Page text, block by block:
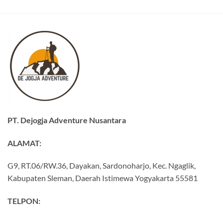
PT. Dejogja Adventure Nusantara
ALAMAT:
G9, RT.06/RW.36, Dayakan, Sardonoharjo, Kec. Ngaglik,
Kabupaten Sleman, Daerah Istimewa Yogyakarta 55581
TELPON: